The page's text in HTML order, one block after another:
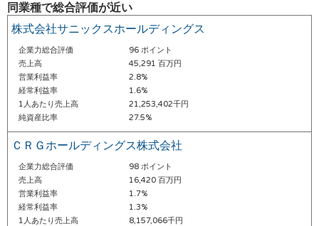
同業種で総合評価が近い
株式会社サニックスホールディングス
企業力総合評価
96 ポイント
売上高
45,291 百万円
営業利益率
2.8%
経常利益率
1.6%
1人あたり売上高
21,253,402千円
純資産比率
27.5%
ＣＲＧホールディングス株式会社
企業力総合評価
98 ポイント
売上高
16,420 百万円
営業利益率
1.7%
経常利益率
1.3%
1人あたり売上高
8,157,066千円